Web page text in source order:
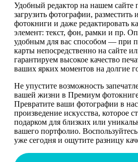
Удобный редактор на нашем сайте
загрузить фотографии, разместить
фотокниги и даже редактировать
элемент: текст, фон, рамки и пр.
удобным для вас способом — при
карты непосредственно на сайте
гарантируем высокое качество
ваших ярких моментов на долгие
Не упустите возможность
вашей жизни в Премиум
Превратите ваши фотографии в
произведение искусства, которое
подарком для близких или
вашего портфолио.
уже сегодня и ощутите разницу